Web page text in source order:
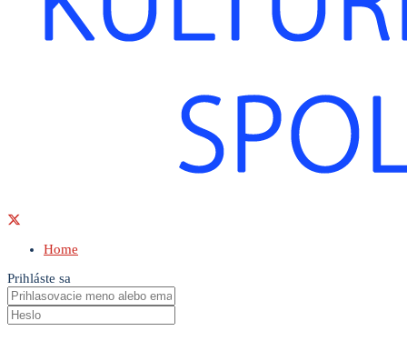
Home
Prihláste sa